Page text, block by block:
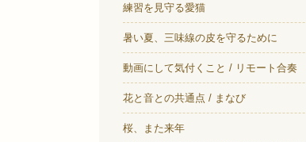
練習を見守る愛猫
暑い夏、三味線の皮を守るために
動画にして気付くこと / リモート合奏
花と音との共通点 / まなび
桜、また来年